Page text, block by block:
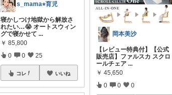
s_mama⭐︎育児
寝かしつけ地獄から解放さ
れたい…😭 オートスウィン
グで寝かせて ...
￥ 85,800
0 0 25
コレ いいね
岡本美沙
【レビュー特典付】【公式
販売店】ファルスカ スクロ
ールチェア...
￥ 45,650
0 0 0